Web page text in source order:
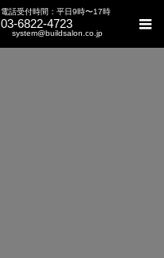
電話受付時間：平日9時〜17時
03-6822-4723
system@buildsalon.co.jp